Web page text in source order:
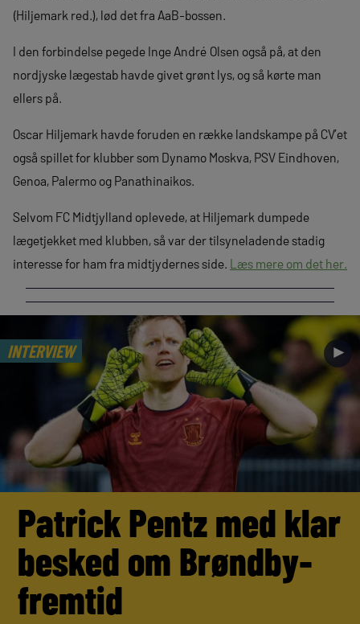
(Hiljemark red.), lød det fra AaB-bossen.
I den forbindelse pegede Inge André Olsen også på, at den
nordjyske lægestab havde givet grønt lys, og så kørte man
ellers på.
Oscar Hiljemark havde foruden en række landskampe på CV’et
også spillet for klubber som Dynamo Moskva, PSV Eindhoven,
Genoa, Palermo og Panathinaikos.
Selvom FC Midtjylland oplevede, at Hiljemark dumpede
lægetjekket med klubben, så var der tilsyneladende stadig
interesse for ham fra midtjydernes side. Læs mere om det her.
INTERVIEW ►
Patrick Pentz med klar
besked om Brøndby-
fremtid